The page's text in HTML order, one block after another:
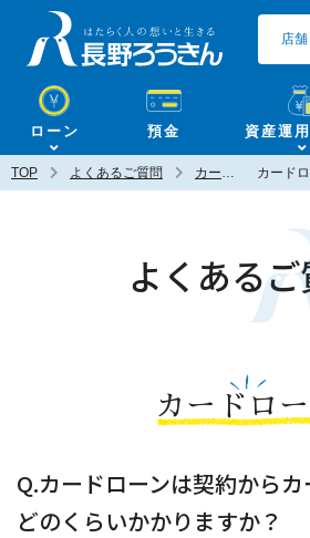
ローン 預金 資産運
店舗
TOP よくあるご質問 カードローン
よくあるご
カードロ
Q.カードローンは契約からカ
どのくらいかかりますか？